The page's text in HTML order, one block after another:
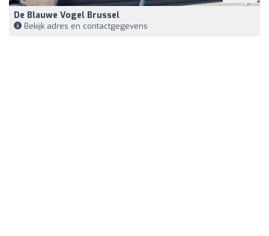
De Blauwe Vogel Brussel
Bekijk adres en contactgegevens